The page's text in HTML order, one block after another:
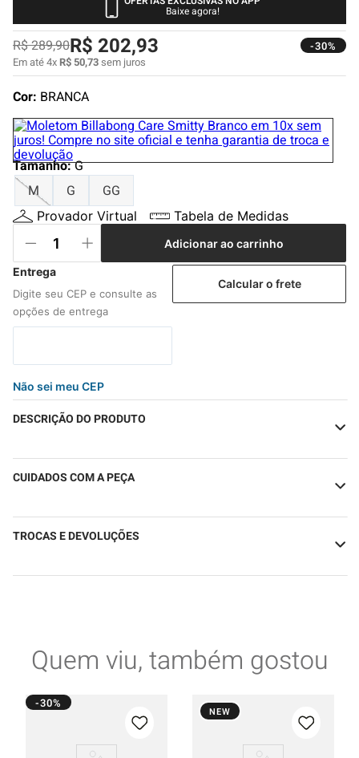
Baixe agora!
R$289,90R$ 202,93
Em até4xR$ 50,73sem juros
-30%
Cor: BRANCA
Tamanho:G
M
G GG
Provador Virtual Tabela de Medidas
Adicionar ao carrinho
Não sei meu CEP
Calcular o frete
DESCRIÇÃO DO PRODUTO
CUIDADOS COM A PEÇA
TROCAS E DEVOLUÇÕES
Quem viu, também gostou
-30%
NEW
5º
camiseta
6º
bermuda
jaqueta
8º
carteira
9º
mochila
10º chinelo